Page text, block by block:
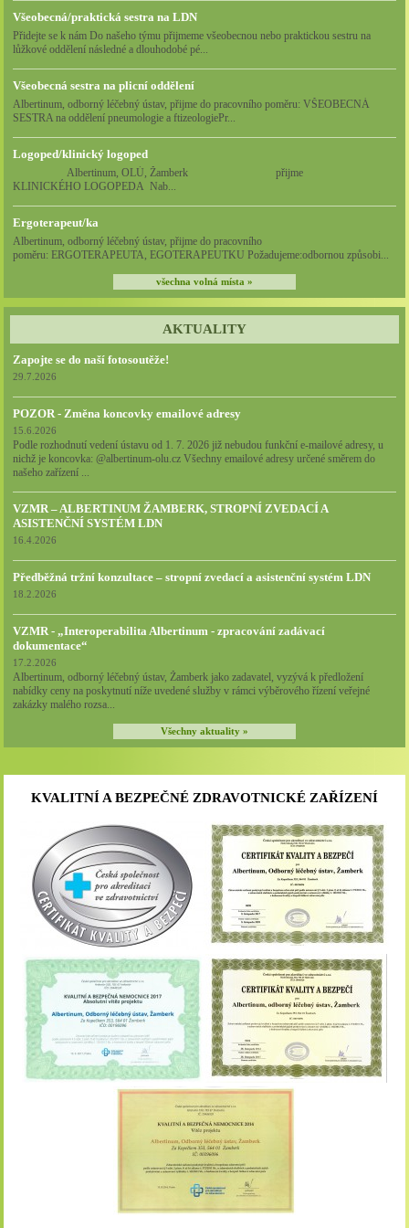
Všeobecná/praktická sestra na LDN
Přidejte se k nám Do našeho týmu přijmeme všeobecnou nebo praktickou sestru na
lůžkové oddělení následné a dlouhodobé pé...
Všeobecná sestra na plicní oddělení
Albertinum, odborný léčebný ústav, přijme do pracovního poměru: VŠEOBECNÁ
SESTRA na oddělení pneumologie a ftizeologiePr...
Logoped/klinický logoped
Albertinum, OLÚ, Žamberk přijme
KLINICKÉHO LOGOPEDA Nab...
Ergoterapeut/ka
Albertinum, odborný léčebný ústav, přijme do pracovního
poměru: ERGOTERAPEUTA, EGOTERAPEUTKU Požadujeme:odbornou způsobi...
všechna volná místa »
AKTUALITY
Zapojte se do naší fotosoutěže!
29.7.2026
POZOR - Změna koncovky emailové adresy
15.6.2026
Podle rozhodnutí vedení ústavu od 1. 7. 2026 již nebudou funkční e-mailové adresy, u
nichž je koncovka: @albertinum-olu.cz Všechny emailové adresy určené směrem do
našeho zařízení ...
VZMR – ALBERTINUM ŽAMBERK, STROPNÍ ZVEDACÍ A
ASISTENČNÍ SYSTÉM LDN
16.4.2026
Předběžná tržní konzultace – stropní zvedací a asistenční systém LDN
18.2.2026
VZMR - „Interoperabilita Albertinum - zpracování zadávací
dokumentace“
17.2.2026
Albertinum, odborný léčebný ústav, Žamberk jako zadavatel, vyzývá k předložení
nabídky ceny na poskytnutí níže uvedené služby v rámci výběrového řízení veřejné
zakázky malého rozsa...
Všechny aktuality »
KVALITNÍ A BEZPEČNÉ ZDRAVOTNICKÉ ZAŘÍZENÍ